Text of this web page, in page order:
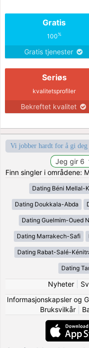
Gratis
100%
Gratis tjenester
Seriøs
kvalitetsprofiler
Bekreftet kvalitet
Vi jobber hardt for å gi deg
Finn singler i områdene:
Dating Béni Mellal-
Dating Doukkala-Abda
Dating Guelmim-Oued
Dating Marrakech-Safi
Dating Rabat-Salé-
Dating
Nyheter|
Informasjonskapsler og
Bruksvilkår